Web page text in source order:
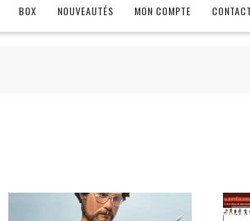
BOX NOUVEAUTÉS MON COMPTE CONTACT